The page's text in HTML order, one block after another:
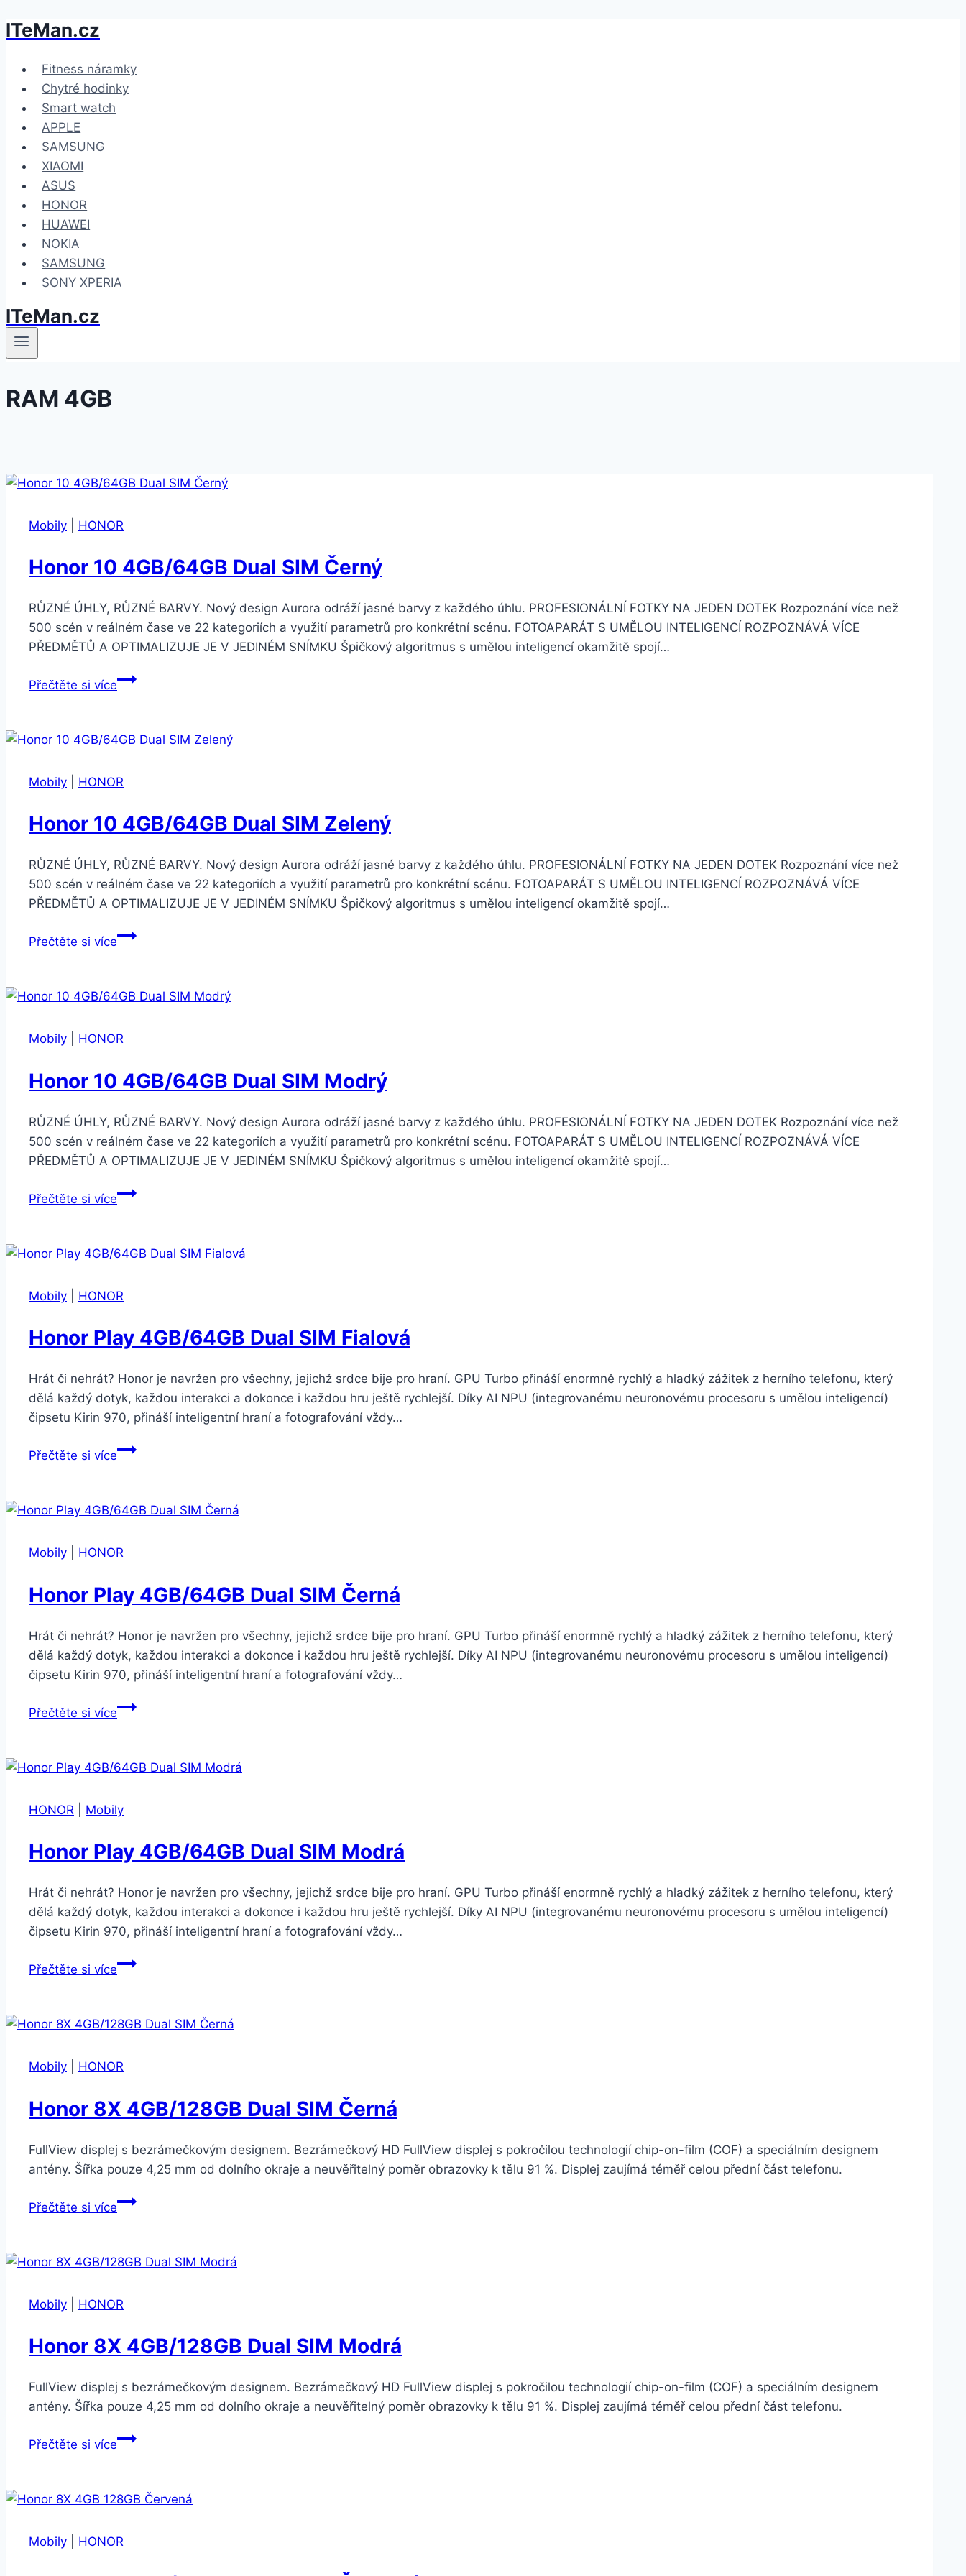
Přeskočit
obsah
ITeMan.cz
Fitness náramky
Chytré hodinky
Smart watch
APPLE
SAMSUNG
XIAOMI
ASUS
HONOR
HUAWEI
NOKIA
SAMSUNG
SONY XPERIA
ITeMan.cz
RAM 4GB
Mobily HONOR
Honor 10 4GB/64GB Dual SIM Černý
RŮZNÉ ÚHLY, RŮZNÉ BARVY. Nový design Aurora odráží jasné barvy z každého úhlu. PROFESIONÁLNÍ FOTKY NA JEDEN DOTEK Rozpoznání více než
500 scén v reálném čase ve 22 kategoriích a využití parametrů pro konkrétní scénu. FOTOAPARÁT S UMĚLOU INTELIGENCÍ ROZPOZNÁVÁ VÍCE
PŘEDMĚTŮ A OPTIMALIZUJE JE V JEDINÉM SNÍMKU Špičkový algoritmus s umělou inteligencí okamžitě spojí…
Přečtěte si víceHonor
Dual
Černý
Mobily HONOR
Honor 10 4GB/64GB Dual SIM Zelený
RŮZNÉ ÚHLY, RŮZNÉ BARVY. Nový design Aurora odráží jasné barvy z každého úhlu. PROFESIONÁLNÍ FOTKY NA JEDEN DOTEK Rozpoznání více než
500 scén v reálném čase ve 22 kategoriích a využití parametrů pro konkrétní scénu. FOTOAPARÁT S UMĚLOU INTELIGENCÍ ROZPOZNÁVÁ VÍCE
PŘEDMĚTŮ A OPTIMALIZUJE JE V JEDINÉM SNÍMKU Špičkový algoritmus s umělou inteligencí okamžitě spojí…
Přečtěte si víceHonor
Dual
Zelený
Mobily HONOR
Honor 10 4GB/64GB Dual SIM Modrý
RŮZNÉ ÚHLY, RŮZNÉ BARVY. Nový design Aurora odráží jasné barvy z každého úhlu. PROFESIONÁLNÍ FOTKY NA JEDEN DOTEK Rozpoznání více než
500 scén v reálném čase ve 22 kategoriích a využití parametrů pro konkrétní scénu. FOTOAPARÁT S UMĚLOU INTELIGENCÍ ROZPOZNÁVÁ VÍCE
PŘEDMĚTŮ A OPTIMALIZUJE JE V JEDINÉM SNÍMKU Špičkový algoritmus s umělou inteligencí okamžitě spojí…
Přečtěte si víceHonor
Dual
Modrý
Mobily HONOR
Honor Play 4GB/64GB Dual SIM Fialová
Hrát či nehrát? Honor je navržen pro všechny, jejichž srdce bije pro hraní. GPU Turbo přináší enormně rychlý a hladký zážitek z herního telefonu, který
dělá každý dotyk, každou interakci a dokonce i každou hru ještě rychlejší. Díky AI NPU (integrovanému neuronovému procesoru s umělou inteligencí)
čipsetu Kirin 970, přináší inteligentní hraní a fotografování vždy…
Přečtěte si víceHonor
Dual
Fialová
Mobily HONOR
Honor Play 4GB/64GB Dual SIM Černá
Hrát či nehrát? Honor je navržen pro všechny, jejichž srdce bije pro hraní. GPU Turbo přináší enormně rychlý a hladký zážitek z herního telefonu, který
dělá každý dotyk, každou interakci a dokonce i každou hru ještě rychlejší. Díky AI NPU (integrovanému neuronovému procesoru s umělou inteligencí)
čipsetu Kirin 970, přináší inteligentní hraní a fotografování vždy…
Přečtěte si víceHonor
Dual
HONOR Mobily
Honor Play 4GB/64GB Dual SIM Modrá
Hrát či nehrát? Honor je navržen pro všechny, jejichž srdce bije pro hraní. GPU Turbo přináší enormně rychlý a hladký zážitek z herního telefonu, který
dělá každý dotyk, každou interakci a dokonce i každou hru ještě rychlejší. Díky AI NPU (integrovanému neuronovému procesoru s umělou inteligencí)
čipsetu Kirin 970, přináší inteligentní hraní a fotografování vždy…
Přečtěte si víceHonor
Dual
Modrá
Mobily HONOR
Honor 8X 4GB/128GB Dual SIM Černá
FullView displej s bezrámečkovým designem. Bezrámečkový HD FullView displej s pokročilou technologií chip-on-film (COF) a speciálním designem
antény. Šířka pouze 4,25 mm od dolního okraje a neuvěřitelný poměr obrazovky k tělu 91 %. Displej zaujímá téměř celou přední část telefonu.
Přečtěte si víceHonor
Dual
Černá
Mobily HONOR
Honor 8X 4GB/128GB Dual SIM Modrá
FullView displej s bezrámečkovým designem. Bezrámečkový HD FullView displej s pokročilou technologií chip-on-film (COF) a speciálním designem
antény. Šířka pouze 4,25 mm od dolního okraje a neuvěřitelný poměr obrazovky k tělu 91 %. Displej zaujímá téměř celou přední část telefonu.
Přečtěte si víceHonor
Dual
Modrá
Mobily HONOR